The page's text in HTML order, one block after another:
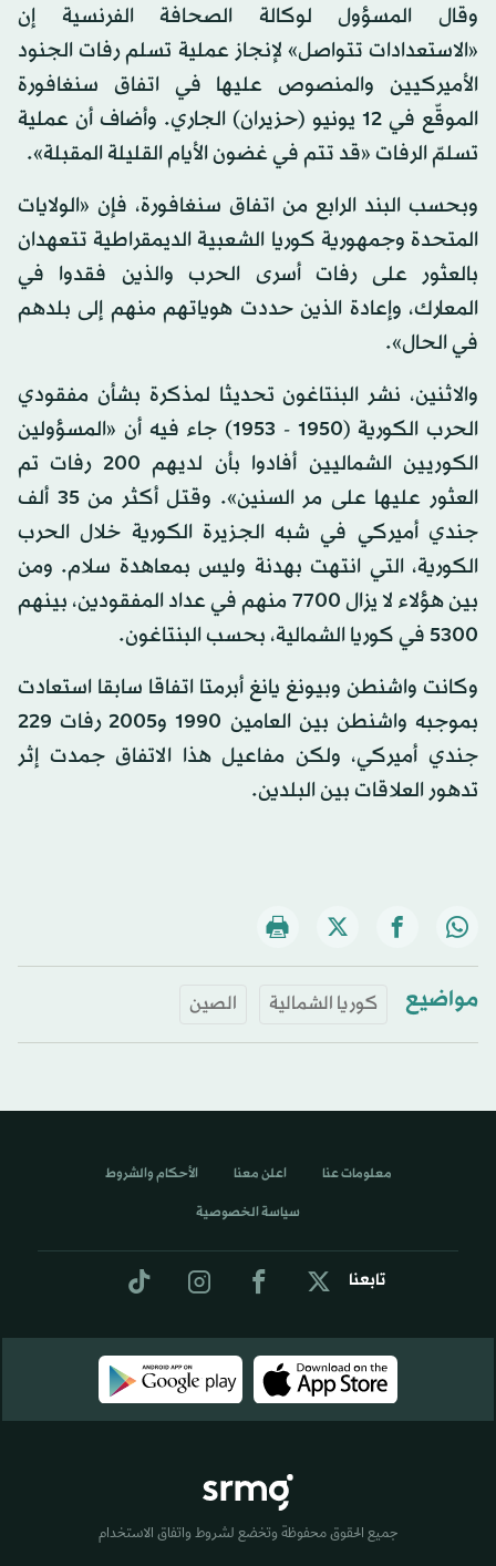
وقال المسؤول لوكالة الصحافة الفرنسية إن
«الاستعدادات تتواصل» لإنجاز عملية تسلم رفات الجنود
الأميركيين والمنصوص عليها في اتفاق سنغافورة
الموقّع في 12 يونيو (حزيران) الجاري. وأضاف أن عملية
تسلمّ الرفات «قد تتم في غضون الأيام القليلة المقبلة».
وبحسب البند الرابع من اتفاق سنغافورة، فإن «الولايات
المتحدة وجمهورية كوريا الشعبية الديمقراطية تتعهدان
بالعثور على رفات أسرى الحرب والذين فقدوا في
المعارك، وإعادة الذين حددت هوياتهم منهم إلى بلدهم
في الحال».
والاثنين، نشر البنتاغون تحديثا لمذكرة بشأن مفقودي
الحرب الكورية (1950 - 1953) جاء فيه أن «المسؤولين
الكوريين الشماليين أفادوا بأن لديهم 200 رفات تم
العثور عليها على مر السنين». وقتل أكثر من 35 ألف
جندي أميركي في شبه الجزيرة الكورية خلال الحرب
الكورية، التي انتهت بهدنة وليس بمعاهدة سلام. ومن
بين هؤلاء لا يزال 7700 منهم في عداد المفقودين، بينهم
5300 في كوريا الشمالية، بحسب البنتاغون.
وكانت واشنطن وبيونغ يانغ أبرمتا اتفاقا سابقا استعادت
بموجبه واشنطن بين العامين 1990 و2005 رفات 229
جندي أميركي، ولكن مفاعيل هذا الاتفاق جمدت إثر
تدهور العلاقات بين البلدين.
مواضيع كوريا الشمالية الصين
تابعنا
معلومات عنا اعلن معنا الأحكام والشروط
سياسة الخصوصية
جميع الحقوق محفوظة وتخضع لشروط واتفاق الاستخدام